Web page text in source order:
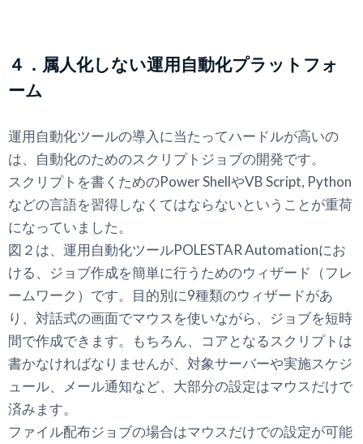
４．属人化しない運用自動化プラットフォ
ーム
運用自動化ツールの導入に当たってハードルが高いの
は、自動化のためのスクリプトジョブの開発です。
スクリプトを書くためのPower ShellやVB Script, Python
などの言語を習得しなくてはならないということが重荷
になっていました。
図２は、運用自動化ツールPOLESTAR Automationにお
ける、ジョブ作成を簡単に行うためのウィザード（フレ
ームワーク）です。目的別に9種類のウィザードがあ
り、対話式の画面でマウスを使いながら、ジョブを短時
間で作成できます。もちろん、コアとなるスクリプトは
書かなければなりませんが、対象サーバーや実施スケジ
ュール、メール通知など、大部分の設定はマウスだけで
済みます。
ファイル配布ジョブの場合はマウスだけでの設定が可能